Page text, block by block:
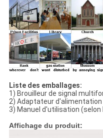
Liste des emballages:
1) Brouilleur de signal
2) Adaptateur d'alimentation
3) Manuel d'utilisation (selon
Affichage du produit: